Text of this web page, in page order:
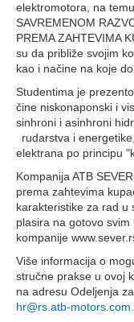
elektromotora, na
SAVREMENOM
PREMA ZAHTEVIMA
su da približe svojim
kao i načine na koje
Studentima je
čine niskonaponski i
sinhroni i asinhroni
rudarstva i
elektrana po principu
Kompanija ATB
prema zahtevima
karakteristike za rad u
plasira na gotovo
kompanije
Više informacija o
stručne prakse u ovoj
na adresu Odeljenja
hr@rs.atb-motors.com